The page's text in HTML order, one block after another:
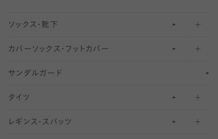
ソックス・靴下
五本指ソックス・靴下
足袋ソックス・靴下
無地・プレーンソックス・靴下
柄ソックス・靴下
カバーソックス・フットカバー
フットカバー・カバーソックス（深め）
フットカバー・カバーソックス（ふつう）
フットカバー・カバーソックス（浅め）
サンダルガード
タイツ
30デニール以下のタイツ（薄手タイツ）
レギンス・スパッツ